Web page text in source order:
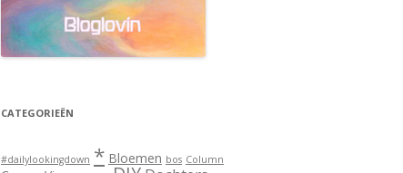
CATEGORIEËN
#dailylookingdown * Bloemen bos Column